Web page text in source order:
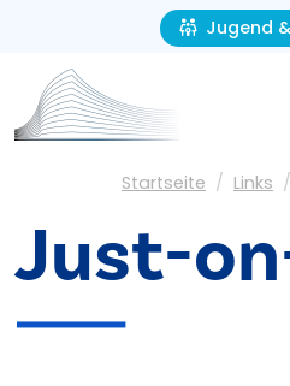
Second Jugend
Startseite Links
Just-